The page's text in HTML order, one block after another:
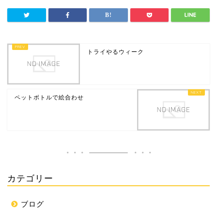
トライやるウィーク
ペットボトルで絵合わせ
カテゴリー
ブログ